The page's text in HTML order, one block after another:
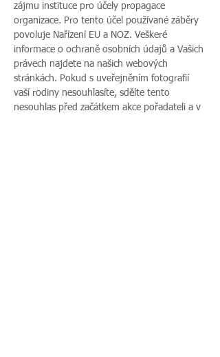
zájmu instituce pro účely propagace
organizace. Pro tento účel používané záběry
povoluje Nařízení EU a NOZ. Veškeré
informace o ochraně osobních údajů a Vašich
právech najdete na našich webových
stránkách. Pokud s uveřejněním fotografií
vaší rodiny nesouhlasíte, sdělte tento
nesouhlas před začátkem akce pořadateli a v